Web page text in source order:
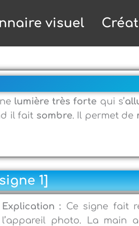
visuel
lumière très forte qui s’
il fait sombre. Il permet de
1]
Explication : Ce signe fait
l’appareil photo. La main